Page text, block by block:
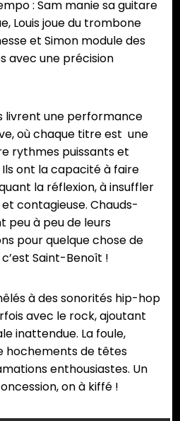
: Sam manie sa guitare
Louis joue du trombone
et Simon module des
avec une précision
livrent une performance
où chaque titre est une
rythmes puissants et
ont la capacité à faire
la réflexion, à insuffler
contagieuse. Chauds-
peu à peu de leurs
pour quelque chose de
Saint-Benoît !
à des sonorités hip-hop
avec le rock, ajoutant
inattendue. La foule,
hochements de têtes
enthousiastes. Un
on à kiffé !